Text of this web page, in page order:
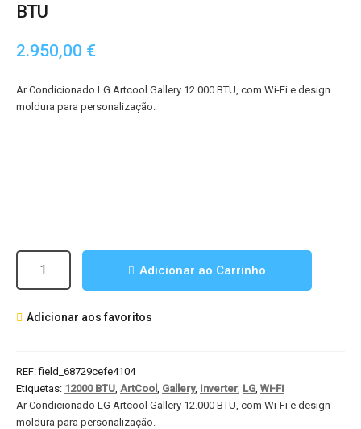
BTU
2.950,00 €
Ar Condicionado LG Artcool Gallery 12.000 BTU, com Wi-Fi e design
moldura para personalização.
Condicionado
Gallery
12.000
BTU
Adicionar ao Carrinho
Adicionar aos favoritos
REF:field_68729cefe4104
Etiquetas: 12000 BTU ArtCool Gallery, Inverter, LG Wi-Fi
Ar Condicionado LG Artcool Gallery 12.000 BTU, com Wi-Fi e design
moldura para personalização.